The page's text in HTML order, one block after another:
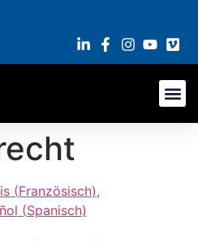
(Französisch)
(Spanisch)